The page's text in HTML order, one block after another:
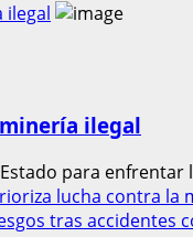
ilegal
ilegal
para
lucha contra la
tras accidentes